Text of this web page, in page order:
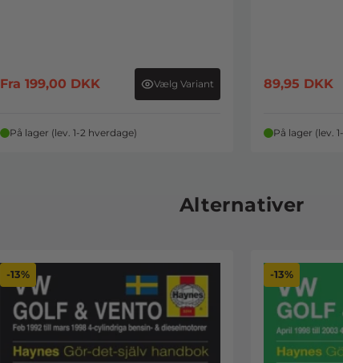
Fra 199,00 DKK Vælg Variant
På lager (lev. 1-2 hverdage)
89,95 DKK
På lager (lev.
Alternativer
-13% -13%